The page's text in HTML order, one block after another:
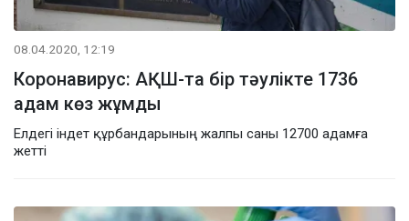
08.04.2020, 12:19
Коронавирус: АҚШ-та бір тәулікте 1736
адам көз жұмды
Елдегі індет құрбандарының жалпы саны 12700 адамға
жетті